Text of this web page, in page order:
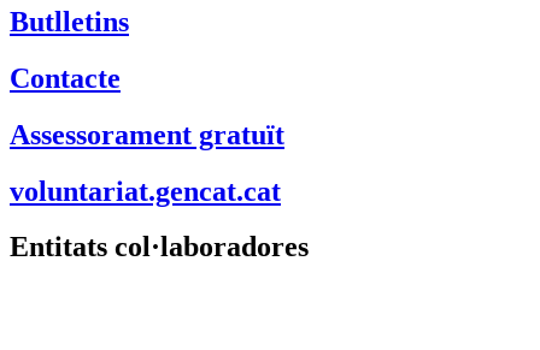
Butlletins
Contacte
Assessorament gratuït
voluntariat.gencat.cat
Entitats col·laboradores